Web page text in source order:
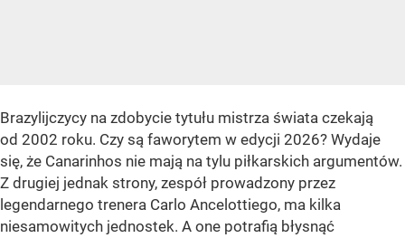
Brazylijczycy na zdobycie tytułu mistrza świata czekają
od 2002 roku. Czy są faworytem w edycji 2026? Wydaje
się, że Canarinhos nie mają na tylu piłkarskich argumentów.
Z drugiej jednak strony, zespół prowadzony przez
legendarnego trenera Carlo Ancelottiego, ma kilka
niesamowitych jednostek. A one potrafią błysnąć